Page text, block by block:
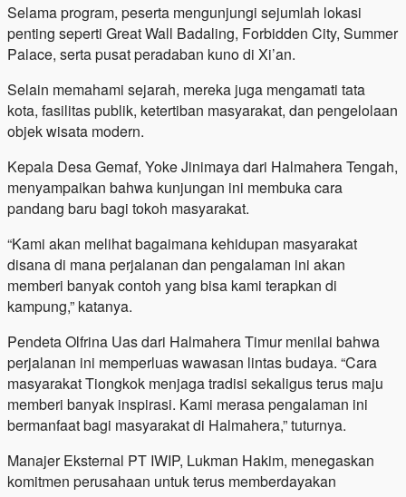
Selama program, peserta mengunjungi sejumlah lokasi
penting seperti Great Wall Badaling, Forbidden City, Summer
Palace, serta pusat peradaban kuno di Xi’an.
Selain memahami sejarah, mereka juga mengamati tata
kota, fasilitas publik, ketertiban masyarakat, dan pengelolaan
objek wisata modern.
Kepala Desa Gemaf, Yoke Jinimaya dari Halmahera Tengah,
menyampaikan bahwa kunjungan ini membuka cara
pandang baru bagi tokoh masyarakat.
“Kami akan melihat bagaimana kehidupan masyarakat
disana di mana perjalanan dan pengalaman ini akan
memberi banyak contoh yang bisa kami terapkan di
kampung,” katanya.
Pendeta Olfrina Uas dari Halmahera Timur menilai bahwa
perjalanan ini memperluas wawasan lintas budaya. “Cara
masyarakat Tiongkok menjaga tradisi sekaligus terus maju
memberi banyak inspirasi. Kami merasa pengalaman ini
bermanfaat bagi masyarakat di Halmahera,” tuturnya.
Manajer Eksternal PT IWIP, Lukman Hakim, menegaskan
komitmen perusahaan untuk terus memberdayakan